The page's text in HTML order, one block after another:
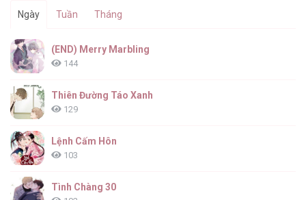
Ngày Tuần Tháng
(END) Merry Marbling
144
Thiên Đường Táo Xanh
129
Lệnh Cấm Hôn
103
Tình Chàng 30